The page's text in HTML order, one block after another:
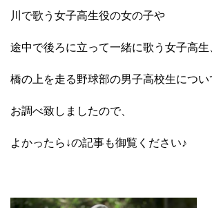
川で歌う女子高生役の女の子や
途中で後ろに立って一緒に歌う女子高生
橋の上を走る野球部の男子高校生につい
お調べ致しましたので、
よかったら↓の記事も御覧ください♪